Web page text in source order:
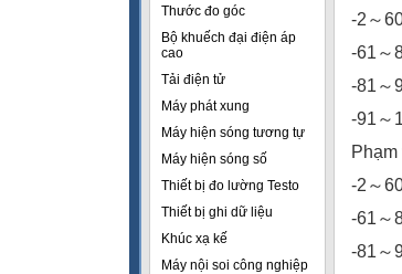
Thước đo góc
Bộ khuếch đại điện áp
cao
Tải điện tử
Máy phát xung
Máy hiện sóng tương tự
Máy hiện sóng số
Thiết bị đo lường Testo
Thiết bị ghi dữ liệu
Khúc xạ kế
Máy nội soi công nghiệp
-2～
-61～
-81～
-91～
-2～
-61～
-81～